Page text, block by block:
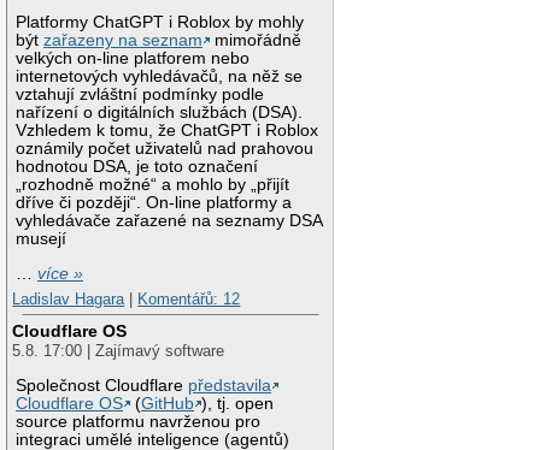
Platformy ChatGPT i Roblox by mohly
býtzařazeny na seznam
mimořádně
velkých on-line platforem nebo
internetových vyhledávačů, na něž se
vztahují zvláštní podmínky podle
nařízení o digitálních službách (DSA).
Vzhledem k tomu, že ChatGPT i Roblox
oznámily počet uživatelů nad prahovou
hodnotou DSA, je toto označení
„rozhodně možné“ a mohlo by „přijít
dříve či později“. On-line platformy a
vyhledávače zařazené na seznamy DSA
musejí
…více »
Ladislav Hagara| Komentářů: 12
Cloudflare OS
5.8. 17:00 | Zajímavý software
Společnost Cloudflare představila
Cloudflare OS
(GitHub ), tj. open
source platformu navrženou pro
integraci umělé inteligence (agentů)